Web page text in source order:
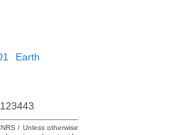
Earth
/ Unless otherwise